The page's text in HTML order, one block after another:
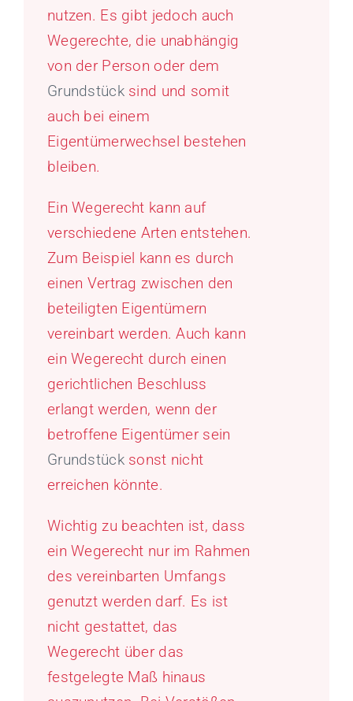
nutzen. Es gibt jedoch auch
Wegerechte, die unabhängig
von der Person oder dem
Grundstücksind und somit
auch bei einem
Eigentümerwechsel bestehen
bleiben.
Ein Wegerecht kann auf
verschiedene Arten entstehen.
Zum Beispiel kann es durch
einen Vertrag zwischen den
beteiligten Eigentümern
vereinbart werden. Auch kann
ein Wegerecht durch einen
gerichtlichen Beschluss
erlangt werden, wenn der
betroffene Eigentümer sein
Grundstücksonst nicht
erreichen könnte.
Wichtig zu beachten ist, dass
ein Wegerecht nur im Rahmen
des vereinbarten Umfangs
genutzt werden darf. Es ist
nicht gestattet, das
Wegerecht über das
festgelegte Maß hinaus